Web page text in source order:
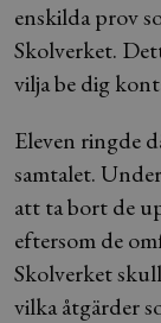
enskilda prov
Skolverket.
vilja be dig
Eleven ringde
samtalet.
att ta bort de
eftersom de
Skolverket
vilka åtgärder